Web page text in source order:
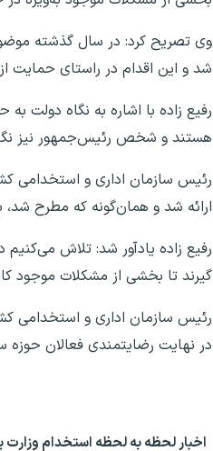
شد و این اقدام در راستای حمایت
رفیع زاده با اشاره به نگاه دولت
هستند و شخص رئیس‌جمهور نیز
رئیس سازمان اداری و استخدامی
ارائه شد و همان‌گونه که مطرح
رفیع زاده یادآور شد: تلاش
گیرند تا بخشی از مشکلات موجود
رئیس سازمان اداری و استخدامی
در نهایت رضایتمندی فعالان حوزه
اخبار لحظه به لحظه استخدام